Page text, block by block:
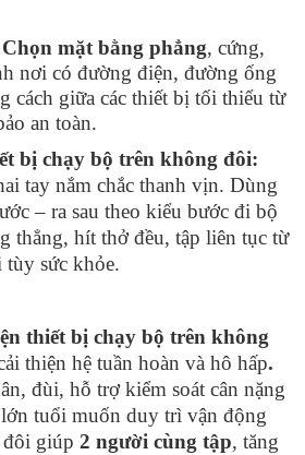
Chọn mặt bằng phẳng, cứng,
nơi có đường điện, đường ống
cách giữa các thiết bị tối thiểu từ
an toàn.
bị chạy bộ trên không đôi:
tay nắm chắc thanh vịn. Dùng
– ra sau theo kiểu bước đi bộ
thẳng, hít thở đều, tập liên tục từ
sức khỏe.
thiết bị chạy bộ trên không
thiện hệ tuần hoàn và hô hấp.
đùi, hỗ trợ kiểm soát cân nặng
tuổi muốn duy trì vận động
giúp 2 người cùng tập, tăng